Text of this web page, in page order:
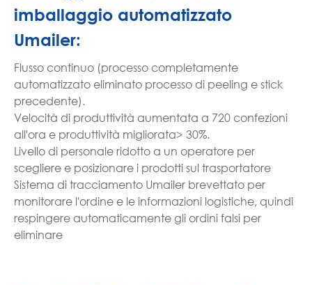
imballaggio automatizzato
Umailer:
Flusso continuo (processo completamente
automatizzato eliminato processo di peeling e stick
precedente).
Velocità di produttività aumentata a 720 confezioni
all'ora e produttività migliorata> 30%.
Livello di personale ridotto a un operatore per
scegliere e posizionare i prodotti sul trasportatore
Sistema di tracciamento Umailer brevettato per
monitorare l'ordine e le informazioni logistiche, quindi
respingere automaticamente gli ordini falsi per
eliminare